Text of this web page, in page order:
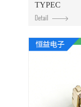
TYPEC